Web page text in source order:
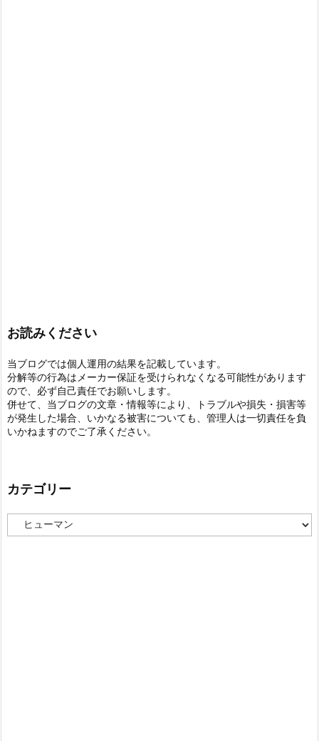
お読みください
当ブログでは個人運用の結果を記載しています。
分解等の行為はメーカー保証を受けられなくなる可能性があります
ので、必ず自己責任でお願いします。
併せて、当ブログの文章・情報等により、トラブルや損失・損害等
が発生した場合、いかなる被害についても、管理人は一切責任を負
いかねますのでご了承ください。
カテゴリー
テ